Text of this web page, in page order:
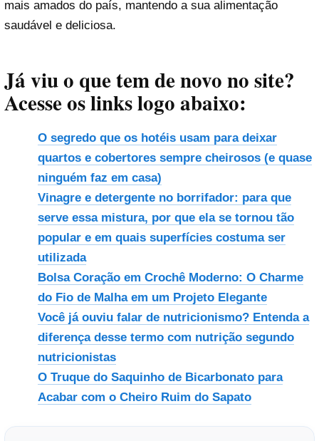
mais amados do país, mantendo a sua alimentação
saudável e deliciosa.
Já viu o que tem de novo no site?
Acesse os links logo abaixo:
O segredo que os hotéis usam para deixar
quartos e cobertores sempre cheirosos (e quase
ninguém faz em casa)
Vinagre e detergente no borrifador: para que
serve essa mistura, por que ela se tornou tão
popular e em quais superfícies costuma ser
utilizada
Bolsa Coração em Crochê Moderno: O Charme
do Fio de Malha em um Projeto Elegante
Você já ouviu falar de nutricionismo? Entenda a
diferença desse termo com nutrição segundo
nutricionistas
O Truque do Saquinho de Bicarbonato para
Acabar com o Cheiro Ruim do Sapato